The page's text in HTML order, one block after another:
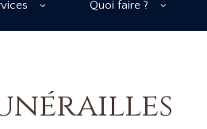
Quoi faire ?